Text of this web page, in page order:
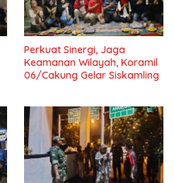
Perkuat Sinergi, Jaga
Keamanan Wilayah, Koramil
06/Cakung Gelar Siskamling